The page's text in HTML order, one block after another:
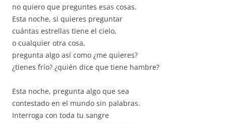
no quiero que preguntes esas cosas.
Esta noche, si quieres preguntar
cuántas estrellas tiene el cielo,
o cualquier otra cosa,
pregunta algo así como ¿me quieres?
¿tienes frío? ¿quién dice que tiene hambre?
Esta noche, pregunta algo que sea
contestado en el mundo sin palabras.
Interroga con toda tu sangre